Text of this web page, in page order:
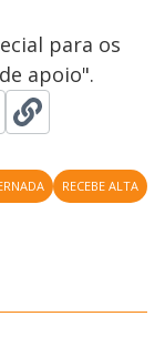
para os
apoio".
RECEBE ALTA